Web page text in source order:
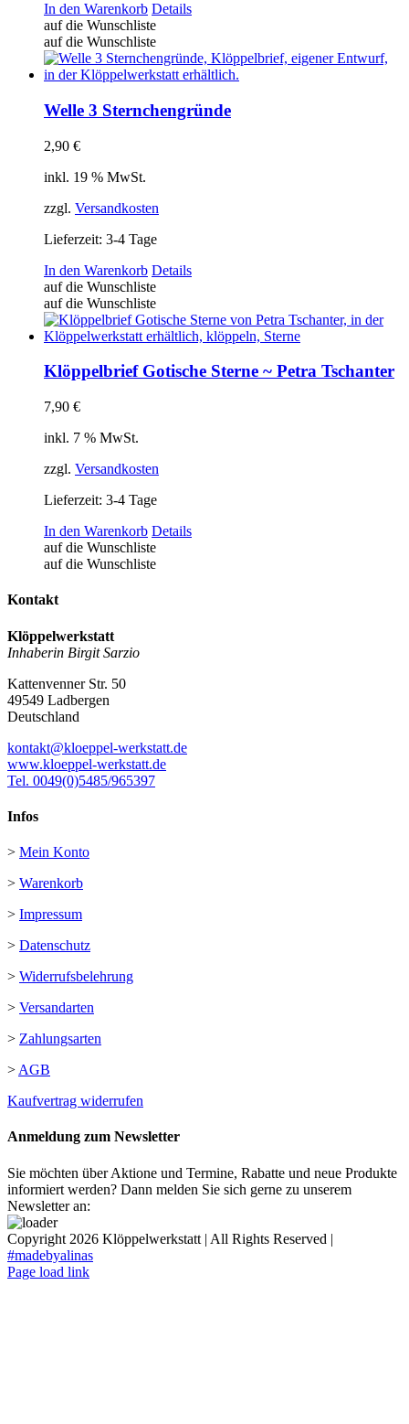
In den Warenkorb Details
auf die Wunschliste
auf die Wunschliste
Welle 3 Sternchengründe
2,90 €
inkl. 19 % MwSt.
zzgl. Versandkosten
Lieferzeit: 3-4 Tage
In den Warenkorb Details
auf die Wunschliste
auf die Wunschliste
Klöppelbrief Gotische Sterne ~ Petra Tschanter
7,90 €
inkl. 7 % MwSt.
zzgl. Versandkosten
Lieferzeit: 3-4 Tage
In den Warenkorb Details
auf die Wunschliste
auf die Wunschliste
Kontakt
Klöppelwerkstatt
Inhaberin Birgit Sarzio
Kattenvenner Str. 50
49549 Ladbergen
Deutschland
kontakt@kloeppel-werkstatt.de
www.kloeppel-werkstatt.de
Tel. 0049(0)5485/965397
Infos
> Mein Konto
> Warenkorb
> Impressum
> Datenschutz
> Widerrufsbelehrung
> Versandarten
> Zahlungsarten
> AGB
Kaufvertrag widerrufen
Anmeldung zum Newsletter
Sie möchten über Aktione und Termine, Rabatte und neue Produkte
informiert werden? Dann melden Sie sich gerne zu unserem
Newsletter an:
Copyright 2026 Klöppelwerkstatt | All Rights Reserved |
#madebyalinas
Page load link